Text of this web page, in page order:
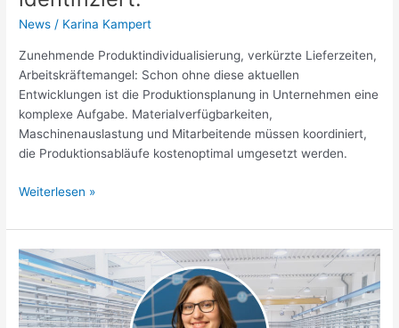
News / Karina Kampert
Zunehmende Produktindividualisierung, verkürzte Lieferzeiten,
Arbeitskräftemangel: Schon ohne diese aktuellen
Entwicklungen ist die Produktionsplanung in Unternehmen eine
komplexe Aufgabe. Materialverfügbarkeiten,
Maschinenauslastung und Mitarbeitende müssen koordiniert,
die Produktionsabläufe kostenoptimal umgesetzt werden.
Weiterlesen »
Predictive
Maintenance
in
der